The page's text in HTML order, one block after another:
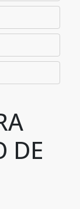
DE